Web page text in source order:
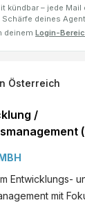
kündbar – jede Mail
deines
deinem Login-
Österreich
/
Entwicklungs-
mit